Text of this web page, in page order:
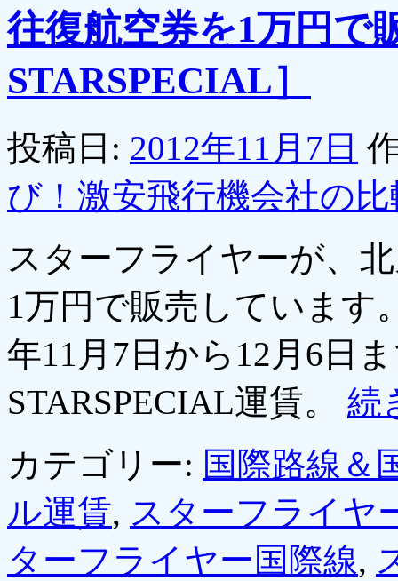
往復航空券を1万円で
STARSPECIAL］
投稿日: 2012年11月7日
び！激安飛行機会社の
スターフライヤーが、
1万円で販売しています
年11月7日から12月6日
STARSPECIAL運賃。 続
カテゴリー: 国際路線＆
ル運賃, スターフライヤ
ターフライヤー国際線,